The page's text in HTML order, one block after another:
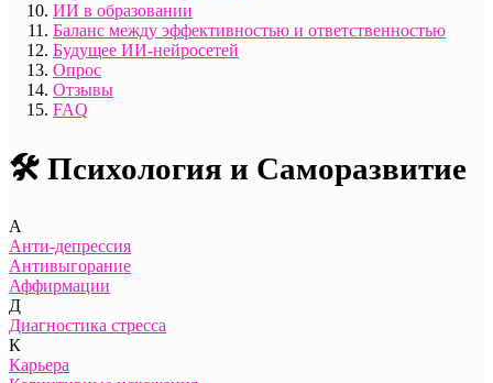
ИИ в образовании
Баланс между эффективностью и ответственностью
Будущее ИИ-нейросетей
Опрос
Отзывы
FAQ
🛠️ Психология и Саморазвитие
А
Анти-депрессия
Антивыгорание
Аффирмации
Д
Диагностика стресса
К
Карьера